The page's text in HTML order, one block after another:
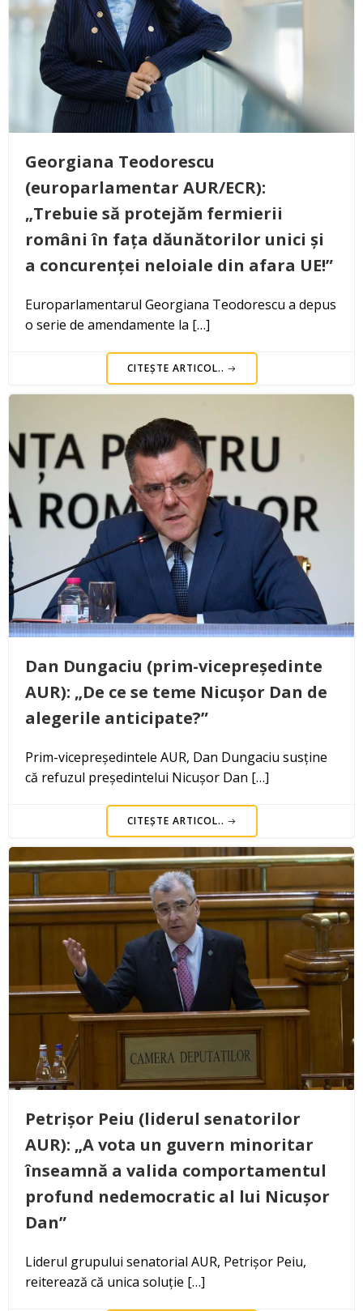
Georgiana Teodorescu
(europarlamentar AUR/ECR):
„Trebuie să protejăm fermierii
români în fața dăunătorilor unici și
a concurenței neloiale din afara UE!”
Europarlamentarul Georgiana Teodorescu a depus
o serie de amendamente la […]
CITEȘTE ARTICOL..
Dan Dungaciu (prim-vicepreședinte
AUR): „De ce se teme Nicușor Dan de
alegerile anticipate?”
Prim-vicepreședintele AUR, Dan Dungaciu susține
că refuzul președintelui Nicușor Dan […]
CITEȘTE ARTICOL..
Petrișor Peiu (liderul senatorilor
AUR): „A vota un guvern minoritar
înseamnă a valida comportamentul
profund nedemocratic al lui Nicușor
Dan”
Liderul grupului senatorial AUR, Petrișor Peiu,
reiterează că unica soluție […]